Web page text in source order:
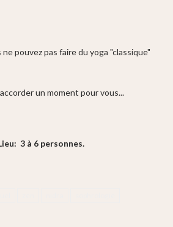
pouvez pas faire du yoga "classique"
un moment pour vous...
3 à 6 personnes.